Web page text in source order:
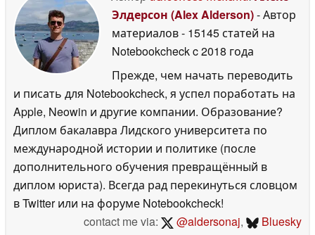
модели
Элдерсон (Alex Alderson)- Автор
материалов- 15145 статей на
Notebookcheckc 2018 года
Прежде, чем начать переводить
и писать для Notebookcheck, я успел поработать на
Apple, Neowin и другие компании. Образование?
Диплом бакалавра Лидского университета по
международной истории и политике (после
дополнительного обучения превращённый в
диплом юриста). Всегда рад перекинуться словцом
в Twitter или на форуме Notebookcheck!
contact me via:
@aldersonaj, Bluesky